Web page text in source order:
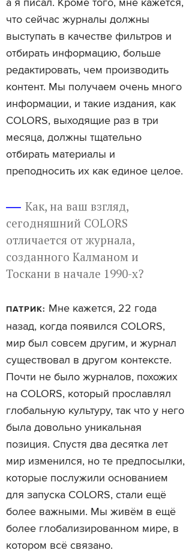
а я писал. Кроме того, мне кажется,
что сейчас журналы должны
выступать в качестве фильтров и
отбирать информацию, больше
редактировать, чем производить
контент. Мы получаем очень много
информации, и такие издания, как
COLORS, выходящие раз в три
месяца, должны тщательно
отбирать материалы и
преподносить их как единое целое.
Как, на ваш взгляд,
сегодняшний COLORS
отличается от журнала,
созданного Калманом и
Тоскани в начале 1990-х?
ПАТРИК: Мне кажется, 22 года
назад, когда появился COLORS,
мир был совсем другим, и журнал
существовал в другом контексте.
Почти не было журналов, похожих
на COLORS, который прославлял
глобальную культуру, так что у него
была довольно уникальная
позиция. Спустя два десятка лет
мир изменился, но те предпосылки,
которые послужили основанием
для запуска COLORS, стали ещё
более важными. Мы живём в ещё
более глобализированном мире, в
котором всё связано.